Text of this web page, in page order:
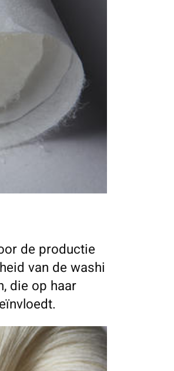
de productie
van de washi
die op haar